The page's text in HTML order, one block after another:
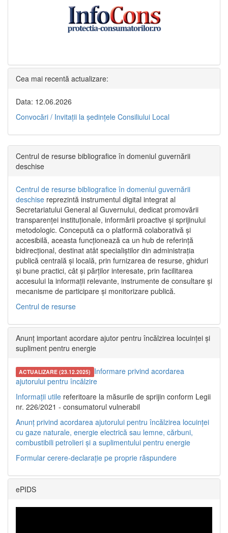
Cea mai recentă actualizare:
Data: 12.06.2026
Convocări / Invitaţii la şedinţele Consiliului Local
Centrul de resurse bibliografice în domeniul guvernării
deschise
Centrul de resurse bibliografice în domeniul guvernării
deschise reprezintă instrumentul digital integrat al
Secretariatului General al Guvernului, dedicat promovării
transparenței instituționale, informării proactive și sprijinului
metodologic. Concepută ca o platformă colaborativă și
accesibilă, aceasta funcționează ca un hub de referință
bidirecțional, destinat atât specialiștilor din administrația
publică centrală și locală, prin furnizarea de resurse, ghiduri
și bune practici, cât și părților interesate, prin facilitarea
accesului la informații relevante, instrumente de consultare și
mecanisme de participare și monitorizare publică.
Centrul de resurse
Anunț important acordare ajutor pentru încălzirea locuinței și
supliment pentru energie
ACTUALIZARE (23.12.2025) Informare privind acordarea
ajutorului pentru încălzire
Informații utile referitoare la măsurile de sprijin conform Legii
nr. 226/2021 - consumatorul vulnerabil
Anunț privind acordarea ajutorului pentru încălzirea locuinței
cu gaze naturale, energie electrică sau lemne, cărbuni,
combustibili petrolieri și a suplimentului pentru energie
Formular cerere-declarație pe proprie răspundere
ePIDS